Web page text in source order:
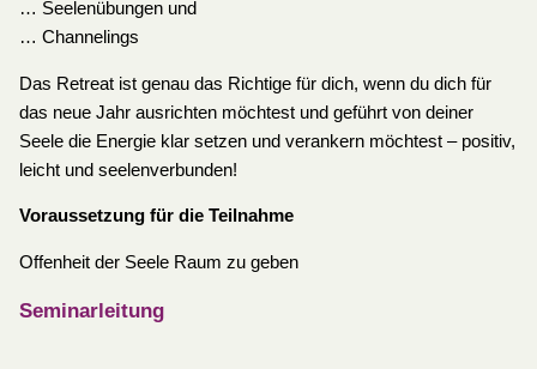
… Seelenübungen und
… Channelings
Das Retreat ist genau das Richtige für dich, wenn du dich für
das neue Jahr ausrichten möchtest und geführt von deiner
Seele die Energie klar setzen und verankern möchtest – positiv,
leicht und seelenverbunden!
Voraussetzung für die Teilnahme
Offenheit der Seele Raum zu geben
Seminarleitung